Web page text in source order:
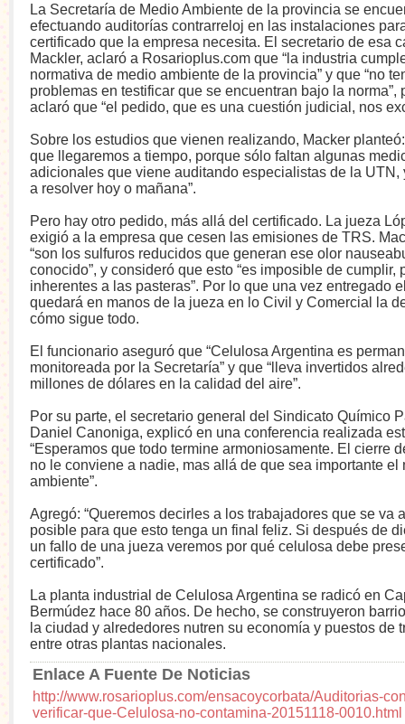
La Secretaría de Medio Ambiente de la provincia se
efectuando auditorías contrarreloj en las instalaciones
certificado que la empresa necesita. El secretario de esa
Mackler, aclaró a Rosarioplus.com que “la industria
normativa de medio ambiente de la provincia” y que “no
problemas en testificar que se encuentran bajo la norma”,
aclaró que “el pedido, que es una cuestión judicial, nos
Sobre los estudios que vienen realizando, Macker
que llegaremos a tiempo, porque sólo faltan algunas
adicionales que viene auditando especialistas de la UTN,
a resolver hoy o mañana”.
Pero hay otro pedido, más allá del certificado. La jueza
exigió a la empresa que cesen las emisiones de TRS.
“son los sulfuros reducidos que generan ese olor
conocido”, y consideró que esto “es imposible de cumplir,
inherentes a las pasteras”. Por lo que una vez entregado
quedará en manos de la jueza en lo Civil y Comercial la
cómo sigue todo.
El funcionario aseguró que “Celulosa Argentina es
monitoreada por la Secretaría” y que “lleva invertidos
millones de dólares en la calidad del aire”.
Por su parte, el secretario general del Sindicato Químico
Daniel Canoniga, explicó en una conferencia realizada
“Esperamos que todo termine armoniosamente. El cierre
no le conviene a nadie, mas allá de que sea importante el
ambiente”.
Agregó: “Queremos decirles a los trabajadores que se va
posible para que esto tenga un final feliz. Si después de
un fallo de una jueza veremos por qué celulosa debe
certificado”.
La planta industrial de Celulosa Argentina se radicó en
Bermúdez hace 80 años. De hecho, se construyeron
la ciudad y alrededores nutren su economía y puestos de
entre otras plantas nacionales.
Enlace A Fuente De Noticias
http://www.rosarioplus.com/ensacoycorbata/Auditorias-
verificar-que-Celulosa-no-contamina-20151118-0010.html